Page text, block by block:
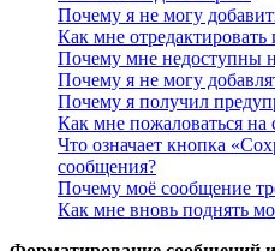
Почему я не могу
Как мне отредактировать
Почему мне недоступны
Почему я не могу
Почему я получил
Как мне пожаловаться на
Что означает кнопка
сообщения?
Почему моё сообщение
Как мне вновь поднять